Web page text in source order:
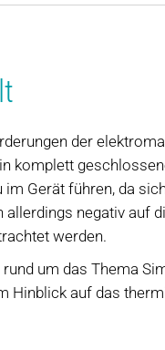
der
komplett
Gerät führen, da
negativ auf
werden.
um das Thema
Hinblick auf das